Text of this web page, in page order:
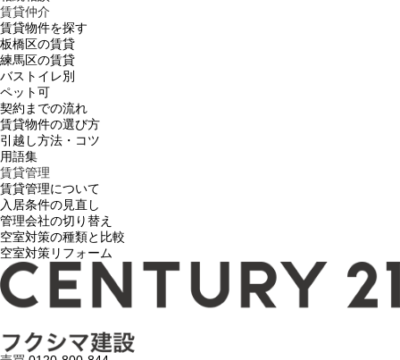
賃貸仲介
賃貸物件を探す
板橋区の賃貸
練馬区の賃貸
バストイレ別
ペット可
契約までの流れ
賃貸物件の選び方
引越し方法・コツ
用語集
賃貸管理
賃貸管理について
入居条件の見直し
管理会社の切り替え
空室対策の種類と比較
空室対策リフォーム